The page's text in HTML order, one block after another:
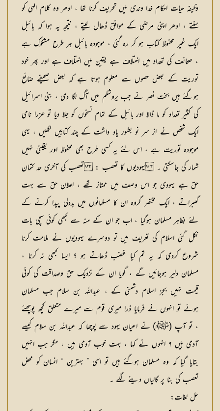
وظیفہ حیات احکام خدا وندی میں تحریف کرنا تھا ، ادھر وہ کلام الہی کو
سنتے ، ادھر اپنی مرضی کے موافق ڈھال لیتے ، نتیجہ یہ ہوا کہ بائبل
ایک غیر محفوظ کتاب ہو کر رہ گئی ، موجودہ بائبل ہر طرح مشکوک ہے
، صحائف کی تعداد میں اختلاف ہے یقین میں اختلاف ہے اور پھر خود
توریت کے بعض حصوں سے معلوم ہوتا ہے کہ بعض صحیفے ضائع
ہوگئے ہیں بخت نصر نے جب یروشلم میں آگ لگا دی ، بنی اسرائیل
کی کثیر تعداد کو ما ڈالا اور بائبل کے تمام نسخوں کو جلا دیا تو عزرا نامی
ایک شخص نے از سر نو بطور یاد داشت کے چند کتابیں لکھیں ، یہی
موجودہ توریت ہے ، اس لئے یہ کسی طرح بھی محفوظ اور یقینی نہیں
شمار کی جاسکتی ۔یہودیوں کا تعصب : تعصب کی آخری حد کتمان
حق ہے یہودی جو اس وصف میں ممتاز تھے ، اعلان حق سے بہت
گھبراتے ، ایک مختصر گروہ ان کا مسلمانوں میں بددلی پیدا کرنے کے
لئے بظاہر مسلمان ہوگیا ، اب جو ان کے منہ سے کبھی کوئی سچی بات
نکل گئی اسلام کی تعریف میں تو دوسرے یہودیوں نے ملامت کرنا
شروع کردی کہ یہ تم کیا غضب ڈھاتے ہو ؟ ایسا کبھی نہ کرنا ،
مسلمان دلیر ہوجائیں گے ، گویا ان کے نزدیک حق وصداقت کی کوئی
قیمت نہیں بجز اسلام دشمنی کے ، عبداللہ بن سلام جب مسلمان
ہوئے تو انہوں نے فرمایا ذرا میری قوم سے میرے متعلق کچھ پوچھئے
، تو آپ (ﷺ) نے اعیان یہود سے پوچھا کہ عبداللہ بن سلام کیسے
آدمی ہیں ؟ انہوں نے کہا ، بہت خوب آدمی ہیں ، مگر جب انہیں
بتایا گیا کہ وہ مسلمان ہوگئے ہیں تو اسی ” بہترین “ انسان کو محض
تعصب کی بنا پر گالیاں دینے لگے ۔
حل لغات: